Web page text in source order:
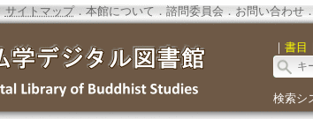
サイトマップ．本館について ． 諮問委員会． お問い合わせ．
｜ 書目
検索シ